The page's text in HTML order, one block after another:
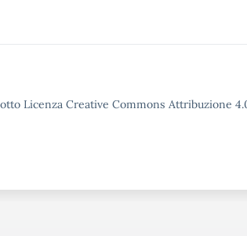
Licenza Creative Commons Attribuzione